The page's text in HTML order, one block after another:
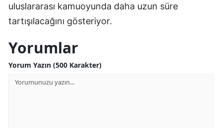
uluslararası kamuoyunda daha uzun süre
tartışılacağını gösteriyor.
Yorumlar
Yorum Yazın (500 Karakter)